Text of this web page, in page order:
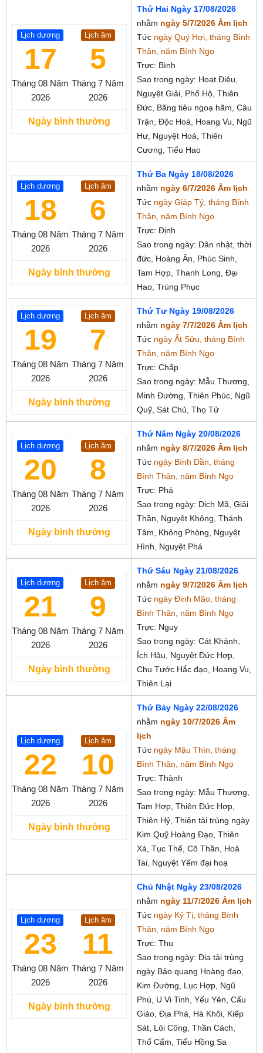
Lịch dương
17
Tháng 08 Năm
2026
Lịch âm
5
Tháng 7 Năm
2026
Ngày bình thường
Thứ Hai Ngày 17/08/2026
nhằm ngày 5/7/2026 Âm lịch
Tức ngày Quý Hợi, tháng Bính
Thân, năm Bính Ngọ
Trực: Bình
Sao trong ngày: Hoạt Điệu,
Nguyệt Giải, Phổ Hộ, Thiên
Đức, Băng tiêu ngoạ hãm, Câu
Trận, Độc Hoả, Hoang Vu, Ngũ
Hư, Nguyệt Hoả, Thiên
Cương, Tiểu Hao
Lịch dương
18
Tháng 08 Năm
2026
Lịch âm
6
Tháng 7 Năm
2026
Ngày bình thường
Thứ Ba Ngày 18/08/2026
nhằm ngày 6/7/2026 Âm lịch
Tức ngày Giáp Tý, tháng Bính
Thân, năm Bính Ngọ
Trực: Định
Sao trong ngày: Dân nhật, thời
đức, Hoàng Ân, Phúc Sinh,
Tam Hợp, Thanh Long, Đại
Hao, Trùng Phục
Lịch dương
19
Tháng 08 Năm
2026
Lịch âm
7
Tháng 7 Năm
2026
Ngày bình thường
Thứ Tư Ngày 19/08/2026
nhằm ngày 7/7/2026 Âm lịch
Tức ngày Ất Sửu, tháng Bính
Thân, năm Bính Ngọ
Trực: Chấp
Sao trong ngày: Mẫu Thương,
Minh Đường, Thiên Phúc, Ngũ
Quỹ, Sát Chủ, Thọ Tử
Lịch dương
20
Tháng 08 Năm
2026
Lịch âm
8
Tháng 7 Năm
2026
Ngày bình thường
Thứ Năm Ngày 20/08/2026
nhằm ngày 8/7/2026 Âm lịch
Tức ngày Bính Dần, tháng
Bính Thân, năm Bính Ngọ
Trực: Phá
Sao trong ngày: Dịch Mã, Giải
Thần, Nguyệt Không, Thánh
Tâm, Không Phòng, Nguyệt
Hình, Nguyệt Phá
Lịch dương
21
Tháng 08 Năm
2026
Lịch âm
9
Tháng 7 Năm
2026
Ngày bình thường
Thứ Sáu Ngày 21/08/2026
nhằm ngày 9/7/2026 Âm lịch
Tức ngày Đinh Mão, tháng
Bính Thân, năm Bính Ngọ
Trực: Nguy
Sao trong ngày: Cát Khánh,
Ích Hậu, Nguyệt Đức Hợp,
Chu Tước Hắc đạo, Hoang Vu,
Thiên Lại
Lịch dương
22
Tháng 08 Năm
2026
Lịch âm
10
Tháng 7 Năm
2026
Ngày bình thường
Thứ Bảy Ngày 22/08/2026
nhằm ngày 10/7/2026 Âm
lịch
Tức ngày Mậu Thìn, tháng
Bính Thân, năm Bính Ngọ
Trực: Thành
Sao trong ngày: Mẫu Thương,
Tam Hợp, Thiên Đức Hợp,
Thiên Hỷ, Thiên tài trùng ngày
Kim Quỹ Hoàng Đạo, Thiên
Xá, Tục Thế, Cô Thần, Hoả
Tai, Nguyệt Yếm đại hoạ
Lịch dương
23
Tháng 08 Năm
2026
Lịch âm
11
Tháng 7 Năm
2026
Ngày bình thường
Chủ Nhật Ngày 23/08/2026
nhằm ngày 11/7/2026 Âm lịch
Tức ngày Kỷ Tị, tháng Bính
Thân, năm Bính Ngọ
Trực: Thu
Sao trong ngày: Địa tài trùng
ngày Bảo quang Hoàng đạo,
Kim Đường, Lục Hợp, Ngũ
Phú, U Vi Tinh, Yếu Yên, Cẩu
Giảo, Địa Phá, Hà Khôi, Kiếp
Sát, Lôi Công, Thần Cách,
Thổ Cẩm, Tiểu Hồng Sa